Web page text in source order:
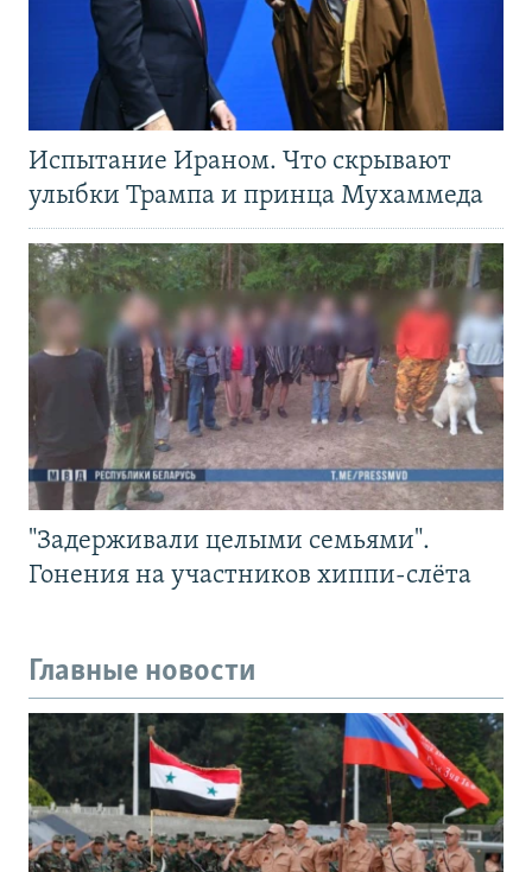
Испытание Ираном. Что скрывают
улыбки Трампа и принца Мухаммеда
"Задерживали целыми семьями".
Гонения на участников хиппи-слёта
Главные новости